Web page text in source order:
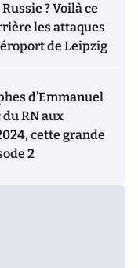
? Voilà ce
les attaques
de Leipzig
d’Emmanuel
du RN aux
cette grande
2